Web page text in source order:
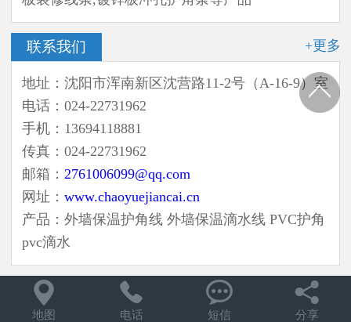
联系我们 +更多
地址：沈阳市浑南新区沈营路11-2号（A-16-9）室
电话：024-22731962
手机：13694118881
传真：024-22731962
邮箱：2761006099@qq.com
网址：www.chaoyuejiancai.cn
产品：外墙保温护角线 外墙保温滴水线 PVC护角
pvc滴水

地图

电话

短信

分享